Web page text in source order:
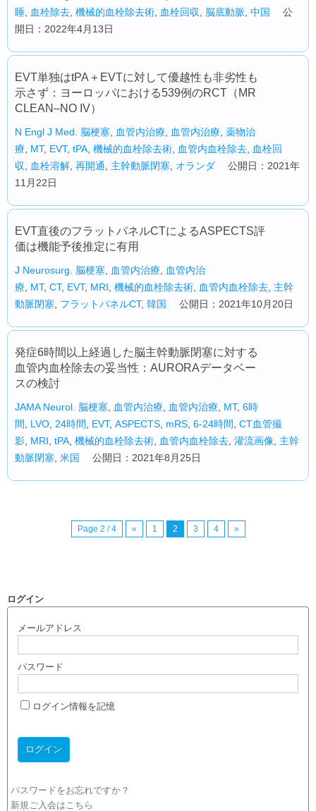
睡
血栓除去 機械的血栓除去術 血栓回収 脳底動脈 中国
公
開日：2022年4月13日
EVT単独はtPA＋EVTに対して優越性も非劣性も
示さず：ヨーロッパにおける539例のRCT（MR
CLEAN–NO IV）
N Engl J Med. 脳梗塞 血管内治療 血管内治療 薬物治
療
MT, EVT, tPA 機械的血栓除去術 血管内血栓除去
血栓回
収
血栓溶解 再開通 主幹動脈閉塞 オランダ 公開日：2021年
11月22日
EVT直後のフラットパネルCTによるASPECTS評
価は機能予後推定に有用
J Neurosurg. 脳梗塞 血管内治療
血管内治
療
MT, CT, EVT, MRI 機械的血栓除去術 血管内血栓除去 主幹
動脈閉塞 フラットパネルCT, 韓国 公開日：2021年10月20日
発症6時間以上経過した脳主幹動脈閉塞に対する
血管内血栓除去の妥当性：AURORAデータベー
スの検討
JAMA Neurol. 脳梗塞 血管内治療 血管内治療 MT, 6時
間
LVO 24時間 EVT, ASPECTS mRS 6-24時間
CT血管撮
影 MRI tPA 機械的血栓除去術 血管内血栓除去 灌流画像
主幹
動脈閉塞 米国 公開日：2021年8月25日
Page 2 / 4 « 1 2 3 4 »
ログイン
メールアドレス
パスワード
ログイン情報を記憶
パスワードをお忘れですか？
新規ご入会はこちら